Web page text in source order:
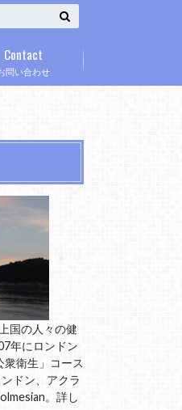
問い合わせ
Contact
国の人々の健
年にロンドン
衆衛生」コース
ドン、アクラ
。詳し